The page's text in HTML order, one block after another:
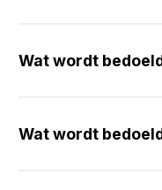
Wat wordt
Wat wordt